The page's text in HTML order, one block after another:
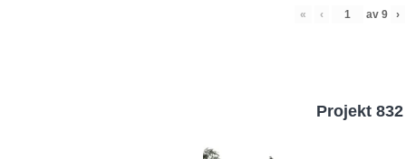
« ‹ av 9 ›
Projekt 832